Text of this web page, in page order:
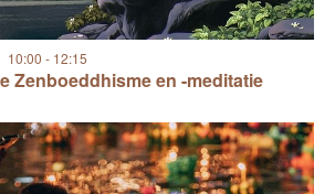
Zenboeddhisme en -meditatie
10:00 - 12:15